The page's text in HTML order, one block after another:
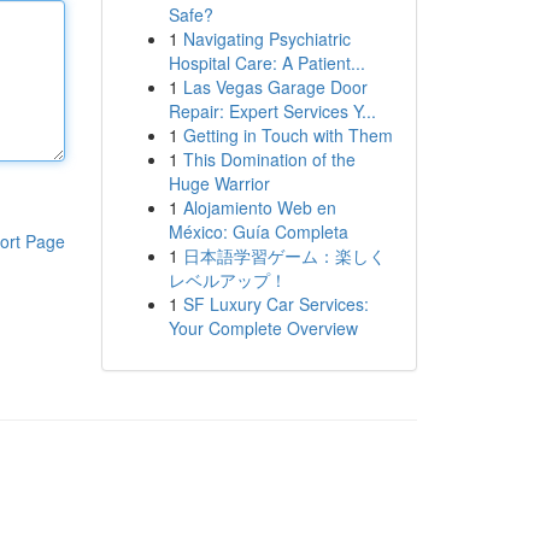
Page
Safe?
1 Navigating Psychiatric
Hospital Care: A Patient...
1 Las Vegas Garage Door
Repair: Expert Services Y...
1 Getting in Touch with Them
1 This Domination of the
Huge Warrior
1 Alojamiento Web en
México: Guía Completa
1 日本語学習ゲーム：楽しく
レベルアップ！
1 SF Luxury Car Services:
Your Complete Overview